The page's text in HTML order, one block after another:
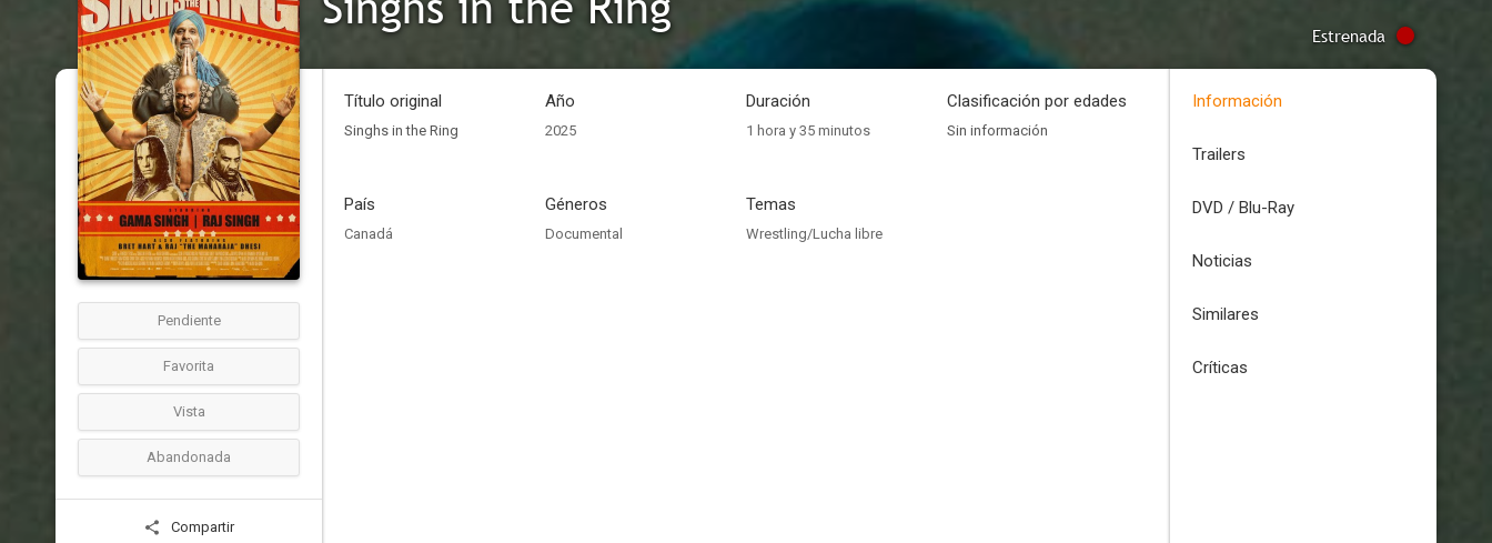
Estrenada
Pendiente
Favorita
Vista
Abandonada
Compartir
Título original
Singhs in the Ring
Año
2025
Duración
1 hora y 35 minutos
Clasificación por edades
Sin información
País
Canadá
Géneros
Documental
Temas
Wrestling/Lucha libre
Información
Trailers
DVD / Blu-Ray
Noticias
Similares
Críticas